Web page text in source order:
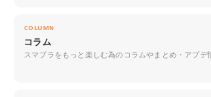
COLUMN
コラム
スマブラをもっと楽しむ為のコラムやまとめ・アプデ